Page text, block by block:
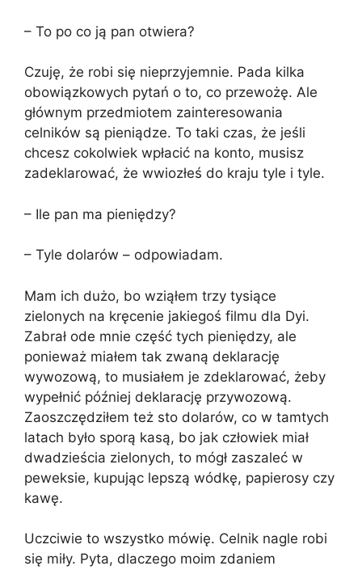
– To po co ją pan otwiera?
Czuję, że robi się nieprzyjemnie. Pada kilka
obowiązkowych pytań o to, co przewożę. Ale
głównym przedmiotem zainteresowania
celników są pieniądze. To taki czas, że jeśli
chcesz cokolwiek wpłacić na konto, musisz
zadeklarować, że wwiozłeś do kraju tyle i tyle.
– Ile pan ma pieniędzy?
– Tyle dolarów – odpowiadam.
Mam ich dużo, bo wziąłem trzy tysiące
zielonych na kręcenie jakiegoś filmu dla Dyi.
Zabrał ode mnie część tych pieniędzy, ale
ponieważ miałem tak zwaną deklarację
wywozową, to musiałem je zdeklarować, żeby
wypełnić później deklarację przywozową.
Zaoszczędziłem też sto dolarów, co w tamtych
latach było sporą kasą, bo jak człowiek miał
dwadzieścia zielonych, to mógł zaszaleć w
peweksie, kupując lepszą wódkę, papierosy czy
kawę.
Uczciwie to wszystko mówię. Celnik nagle robi
się miły. Pyta, dlaczego moim zdaniem